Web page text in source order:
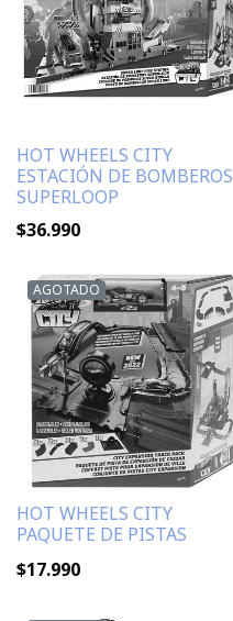
HOT WHEELS CITY
ESTACIÓN DE BOMBEROS
SUPERLOOP
$36.990
AGOTADO
HOT WHEELS CITY
PAQUETE DE PISTAS
$17.990